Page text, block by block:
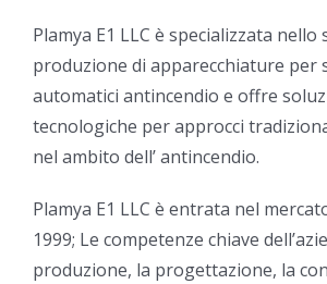
Plamya E1 LLC è specializzata
produzione di apparecchiature per
automatici antincendio e offre
tecnologiche per approcci
nel ambito dell’ antincendio.
Plamya E1 LLC è entrata nel
1999; Le competenze chiave
produzione, la progettazione, la